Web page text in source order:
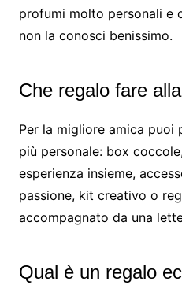
profumi molto personali e
non la conosci benissimo.
Che regalo fare
Per la migliore amica puoi
più personale: box
esperienza insieme,
passione, kit creativo o
accompagnato da una
Qual è un regalo